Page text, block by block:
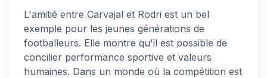
L'amitié entre Carvajal et Rodri est un bel
exemple pour les jeunes générations de
footballeurs. Elle montre qu'il est possible de
concilier performance sportive et valeurs
humaines. Dans un monde où la compétition est